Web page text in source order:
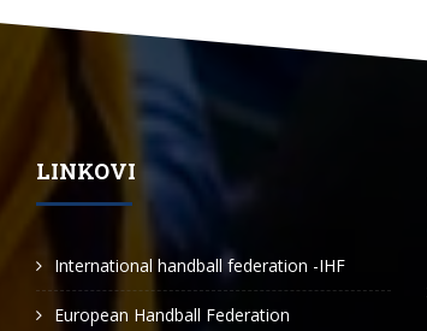
LINKOVI
International handball federation -IHF
European Handball Federation